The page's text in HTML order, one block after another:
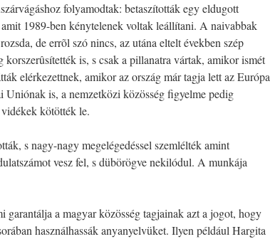
folyamodtak: betaszították egy eldugott
1989-ben kénytelenek voltak leállítani. A naivabbak
de errõl szó nincs, az utána eltelt években szép
is, s csak a pillanatra vártak, amikor ismét
elérkezettnek, amikor az ország már tagja lett az Európa
is, a nemzetközi közösség figyelme pedig
kötötték le.
s nagy-nagy megelégedéssel szemlélték amint
vesz fel, s dübörögve nekilódul. A munkája
garantálja a magyar közösség tagjainak azt a jogot, hogy
használhassák anyanyelvüket. Ilyen például Hargita